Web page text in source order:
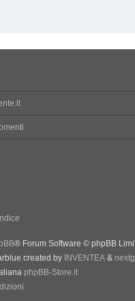
Indice
® Forum Software © phpBB
created by INVENTEA &
phpBB-Store.it